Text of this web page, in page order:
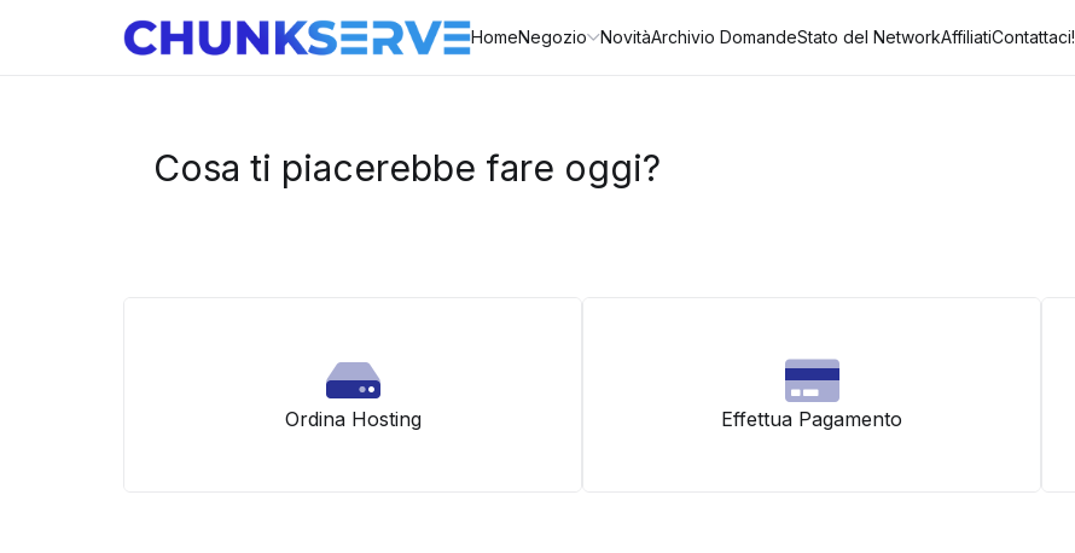
HomeNegozio NovitàArchivio DomandeStato del NetworkAffiliatiContattaci!
Cosa ti piacerebbe fare oggi?
Ordina Hosting Effettua Pagamento